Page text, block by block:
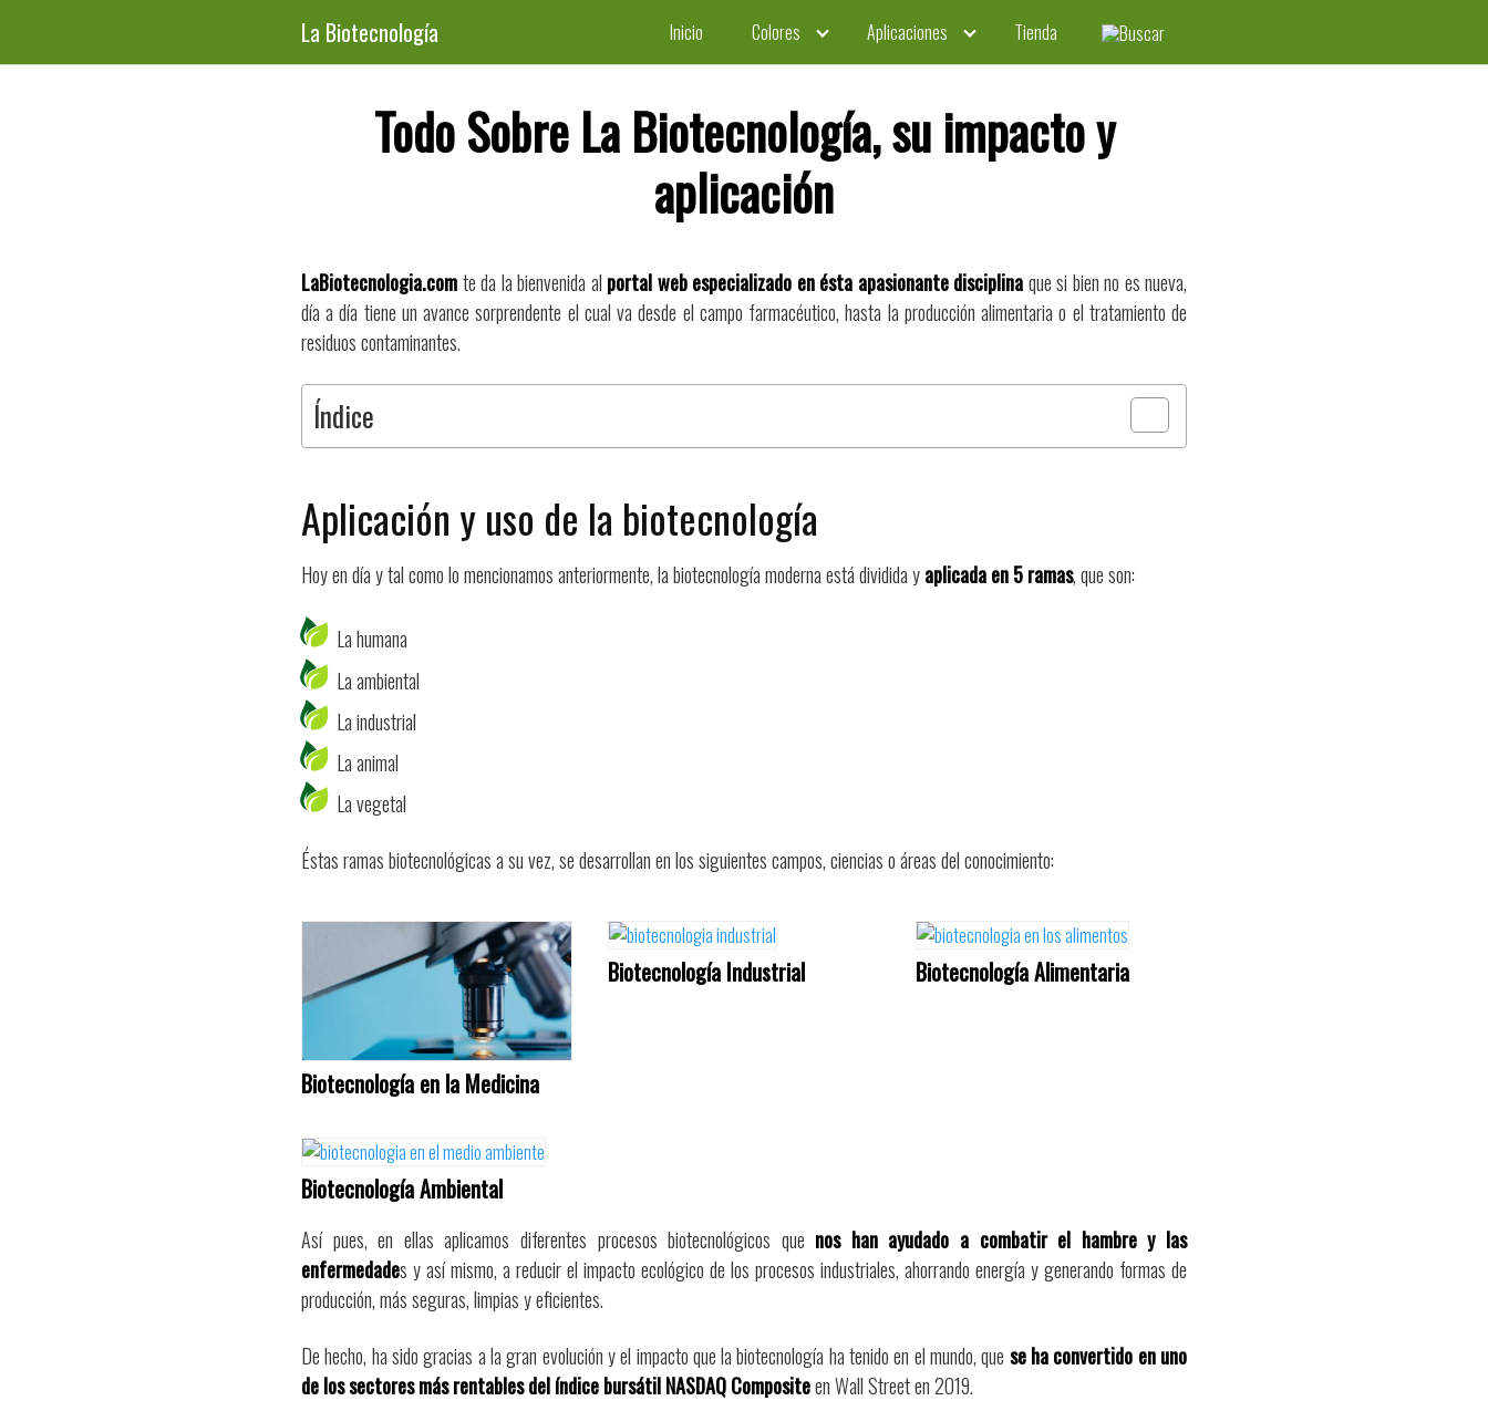
contenido
La Biotecnología Inicio Colores Aplicaciones Tienda
Todo Sobre La Biotecnología, su impacto y
aplicación
LaBiotecnologia.comte da la bienvenida al portal web especializado en ésta apasionante disciplinaque si bien no es nueva,
día a día tiene un avance sorprendente el cual va desde el campo farmacéutico, hasta la producción alimentaria o el tratamiento de
residuos contaminantes.
Índice
Aplicación y uso de la biotecnología
Hoy en día y tal como lo mencionamos anteriormente, la biotecnología moderna está dividida yaplicada en 5 ramas, que son:
La humana
La ambiental
La industrial
La animal
La vegetal
Éstas ramas biotecnológicas a su vez, se desarrollan en los siguientes campos, ciencias o áreas del conocimiento:
Biotecnología en la Medicina
Biotecnología Industrial Biotecnología Alimentaria
Biotecnología Ambiental
Así pues, en ellas aplicamos diferentes procesos biotecnológicos que nos han ayudado a combatir el hambre y las
enfermedades y así mismo, a reducir el impacto ecológico de los procesos industriales, ahorrando energía y generando formas de
producción, más seguras, limpias y eficientes.
De hecho, ha sido gracias a la gran evolución y el impacto que la biotecnología ha tenido en el mundo, que se ha convertido en uno
de los sectores más rentables del índice bursátil NASDAQ Compositeen Wall Street en 2019.